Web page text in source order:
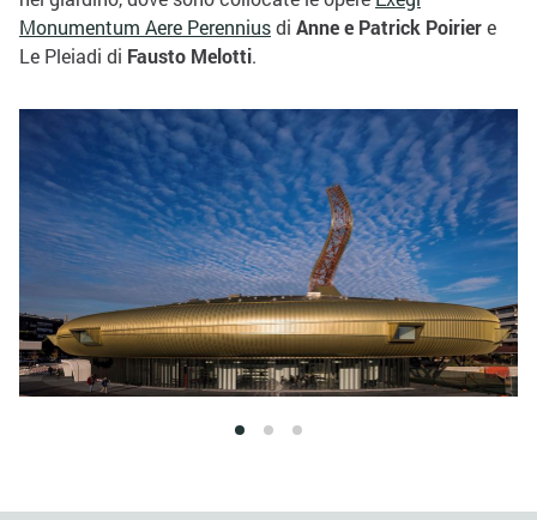
Monumentum Aere Perenniusdi Anne e Patrick Poiriere
Le Pleiadi di Fausto Melotti.
1 2 3